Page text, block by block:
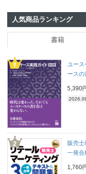
人気商品ランキング
書籍
ユー
ース
5,390
販売士
一発合
1,760